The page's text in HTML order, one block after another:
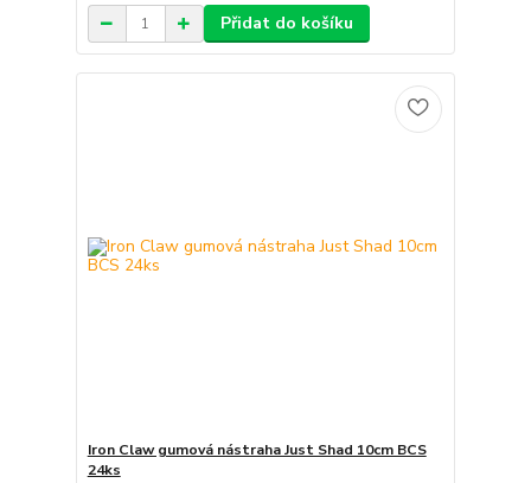
Přidat do košíku
Iron Claw gumová nástraha Just Shad 10cm BCS
24ks